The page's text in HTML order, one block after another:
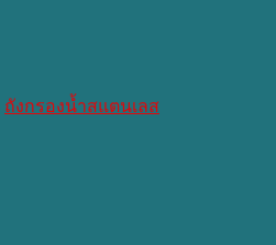
ถังกรองน้ำสแตนเลส